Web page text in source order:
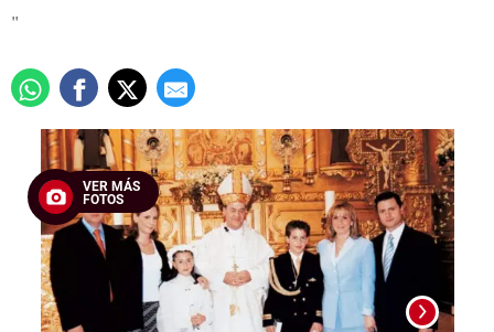
"
VER MÁS
FOTOS